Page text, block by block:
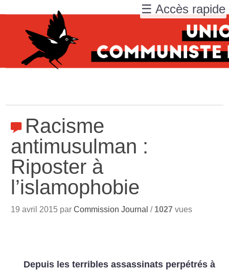
Racisme
antimusulman :
Riposter à
l’islamophobie
19 avril 2015 parCommission Journal / 1027 vues
Depuis les terribles assassinats perpétrés à
☰ Accès rapide